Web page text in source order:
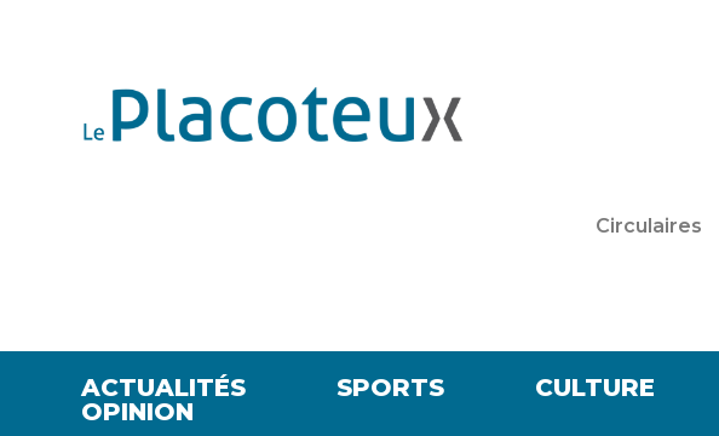
Circulaires
ACTUALITÉS SPORTS CULTURE
OPINION